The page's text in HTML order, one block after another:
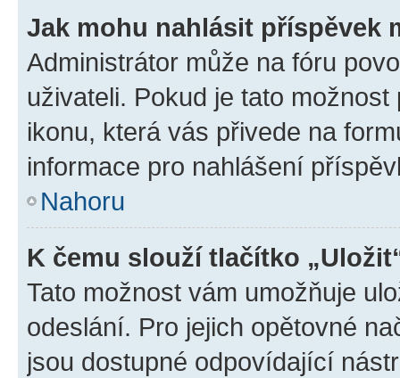
Jak mohu nahlásit příspěvek
Administrátor může na fóru
uživateli. Pokud je tato
ikonu, která vás přivede na
informace pro nahlášení
Nahoru
K čemu slouží tlačítko
Tato možnost vám umožňuje
odeslání. Pro jejich opětovné
jsou dostupné odpovídající